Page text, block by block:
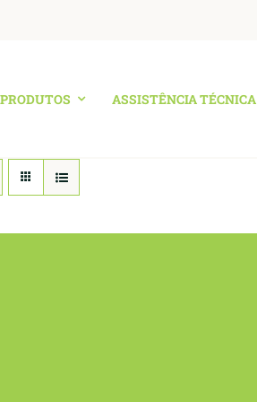
PRODUTOS ASSISTÊNCIA TÉCNICA